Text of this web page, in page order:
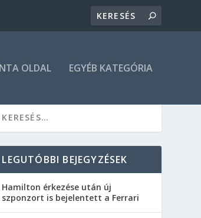
OLDAL EGYÉB KATEGÓRIA
LEGUTÓBBI BEJEGYZÉSEK
Hamilton érkezése után új
szponzort is bejelentett a Ferrari